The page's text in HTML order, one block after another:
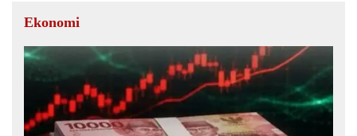
Ekonomi